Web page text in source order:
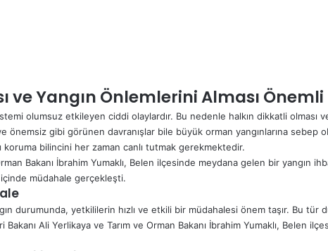
ve Yangın Önlemlerini Alması Önemli
olumsuz etkileyen ciddi olaylardır. Bu nedenle halkın dikkatli olması
önemsiz gibi görünen davranışlar bile büyük orman yangınlarına sebep
bilincini her zaman canlı tutmak gerekmektedir.
Bakanı İbrahim Yumaklı, Belen ilçesinde meydana gelen bir yangın
içinde müdahale gerçekleşti.
durumunda, yetkililerin hızlı ve etkili bir müdahalesi önem taşır. Bu tür
Ali Yerlikaya ve Tarım ve Orman Bakanı İbrahim Yumaklı, Belen